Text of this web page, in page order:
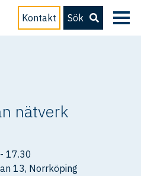
Kontakt Sök
nätverk
17.30
13, Norrköping